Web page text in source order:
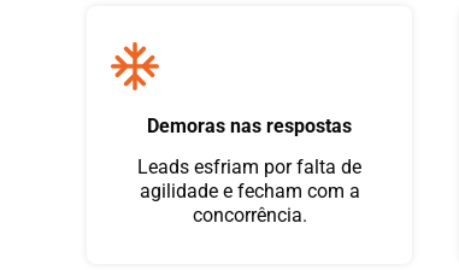
Demoras nas respostas
Leads esfriam por falta de
agilidade e fecham com a
concorrência.